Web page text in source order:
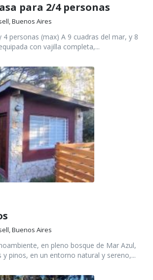
para 2/4 personas
Buenos Aires
4 personas (max) A 9 cuadras del mar, y 8
con vajilla completa,...
Buenos Aires
en pleno bosque de Mar Azul,
y pinos, en un entorno natural y sereno,...